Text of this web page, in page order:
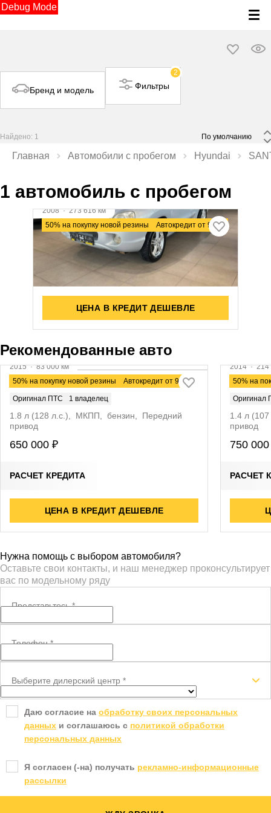
Debug Mode
Бренд и модель
2
Фильтры
Найдено: 1
Главная Автомобили с пробегом Hyundai
1 автомобиль с пробегом
50% на покупку новой резины Автокредит от 9,9%
2008·273 616 км
Hyundai Santa FE
2 л (112 л.с.), МКПП, дизель, Передний
570 000 ₽
ЦЕНА В КРЕДИТ ДЕШЕВЛЕ
Рекомендованные авто
50% на покупку новой резины Автокредит от 9,9%
2015·83 000 км
Lifan X60
Оригинал ПТС 1 владелец
1.8 л (128 л.с.), МКПП, бензин, Передний
привод
650 000 ₽
РАСЧЕТ КРЕДИТА
ЦЕНА В КРЕДИТ ДЕШЕВЛЕ
50% на
2014·214
Hyundai
Оригинал
1.4 л
привод
750
РАСЧЕТ
Нужна помощь с выбором автомобиля?
Оставьте свои контакты, и наш менеджер проконсультирует
вас по модельному ряду
Представьтесь*
Телефон*
Выберите дилерский центр *
Даю согласие на обработку своих персональных
данных и соглашаюсь с политикой обработки
персональных данных
Я согласен (-на) получать рекламно-информационные
рассылки